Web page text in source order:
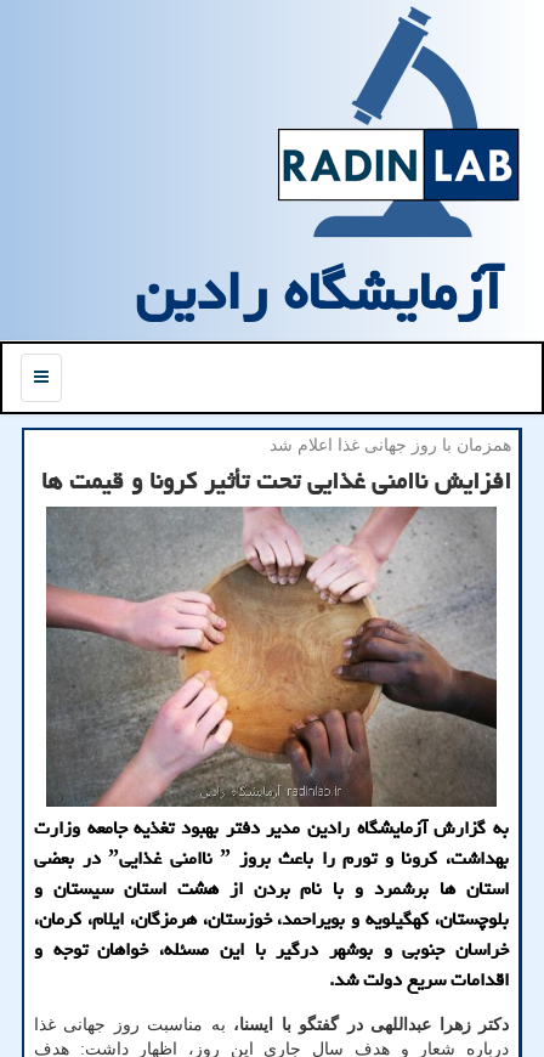
آزمایشگاه رادین
منو
همزمان با روز جهانی غذا اعلام شد
افزایش ناامنی غذایی تحت تأثیر کرونا و قیمت ها
به گزارش آزمایشگاه رادین مدیر دفتر بهبود تغذیه جامعه وزارت
بهداشت، کرونا و تورم را باعث بروز ˮ ناامنی غذاییˮ در بعضی
استان ها برشمرد و با نام بردن از هشت استان سیستان و
بلوچستان، کهگیلویه و بویراحمد، خوزستان، هرمزگان، ایلام، کرمان،
خراسان جنوبی و بوشهر درگیر با این مسئله، خواهان توجه و
اقدامات سریع دولت شد.
دکتر زهرا عبداللهی در گفتگو با ایسنا، به مناسبت روز جهانی غذا
درباره شعار و هدف سال جاری این روز، اظهار داشت: هدف